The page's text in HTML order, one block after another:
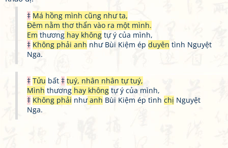
‡ Má hồng mình cũng như ta,
Đêm nằm thơ thẩn vào ra một mình.
Em thương hay không tự ý của mình,
‡ Không phải anh như Bùi Kiệm ép duyên tình Nguyệt
Nga.
‡ Tửu bất ‡ tuý, nhân nhân tự tuý,
Mình thương hay không tự ý của mình,
‡ Không phải như anh Bùi Kiệm ép tình chị Nguyệt
Nga.